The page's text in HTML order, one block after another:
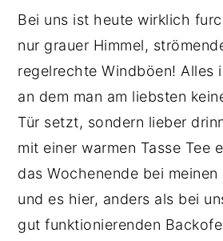
Bei uns ist heute wirklich
nur grauer Himmel,
regelrechte Windböen! Alles
an dem man am liebsten
Tür setzt, sondern lieber
mit einer warmen Tasse Tee
das Wochenende bei
und es hier, anders als bei
gut funktionierenden